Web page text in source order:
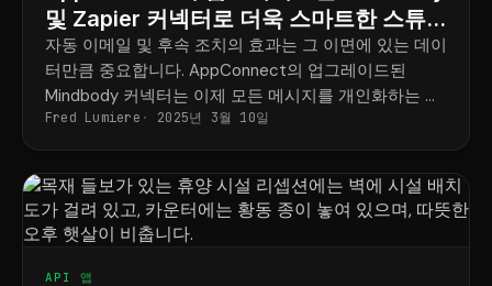
및 Zapier 커넥터로 더욱 스마트한 스튜
디오 자동화를 경험하세요
자동 이메일 및 후속 조치의 효과는 그 이면에 있는 데이
터만큼 중요합니다. AppConnect의 업그레이드된
Mindbody 커넥터는 이제 모든 메시지를 개인화하는 데
필요한 모든 고객 및 예약 정보를 제공합니다.
Fred Lumiere 2025년 3월 10일
API 앱